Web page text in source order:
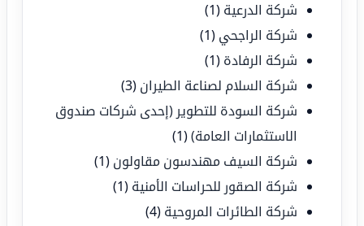
شركة الدرعية (1)
شركة الراجحي (1)
شركة الرفادة (1)
شركة السلام لصناعة الطيران (3)
شركة السودة للتطوير (إحدى شركات صندوق
الاستثمارات العامة)(1)
شركة السيف مهندسون مقاولون (1)
شركة الصقور للحراسات الأمنية (1)
شركة الطائرات المروحية (4)